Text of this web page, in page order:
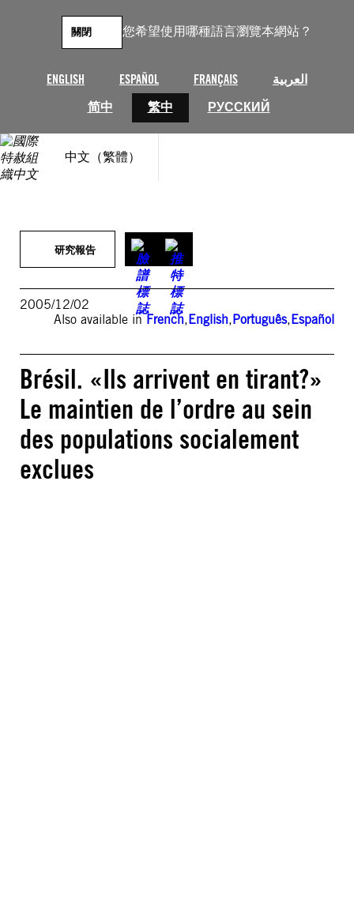
您希望使用哪種語言瀏覽本網站？
ENGLISH ESPAÑOL FRANÇAIS
العربية
简中
繁中 РУССКИЙ
關閉
中文（繁體）
研究報告
2005/12/02
Also available inFrench,English,Português,Español
Brésil. «Ils arrivent en tirant?»
Le maintien de l’ordre au sein
des populations socialement
exclues